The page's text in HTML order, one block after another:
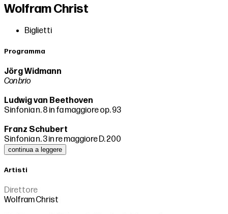
Wolfram Christ
Biglietti
Programma
Jörg Widmann
Con brio
Ludwig van Beethoven
Sinfonia n. 8 in fa maggiore op. 93
Franz Schubert
Sinfonia n. 3 in re maggiore D. 200
continua a leggere
Artisti
Direttore
Wolfram Christ